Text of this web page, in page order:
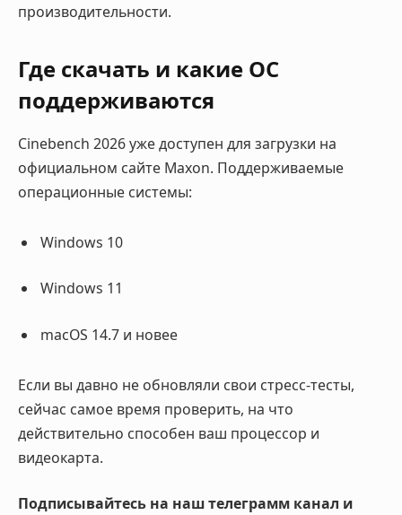
производительности.
Где скачать и какие ОС
поддерживаются
Cinebench 2026 уже доступен для загрузки на
официальном сайте Maxon. Поддерживаемые
операционные системы:
Windows 10
Windows 11
macOS 14.7 и новее
Если вы давно не обновляли свои стресс-тесты,
сейчас самое время проверить, на что
действительно способен ваш процессор и
видеокарта.
Подписывайтесь на наш телеграмм канал и